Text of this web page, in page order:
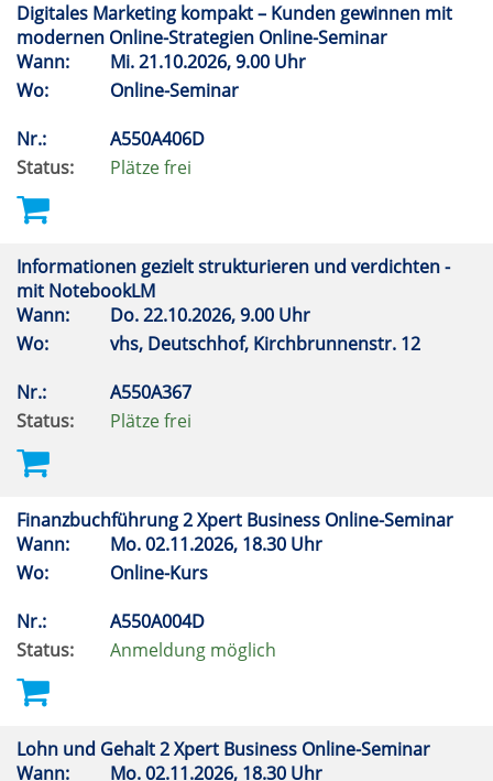
Digitales Marketing kompakt – Kunden gewinnen mit
modernen Online-Strategien Online-Seminar
Wann:
Mi.21.10.2026, 9.00 Uhr
Wo:
Online-Seminar
Nr.:
A550A406D
Status:
Plätze frei
Informationen gezielt strukturieren und verdichten -
mit NotebookLM
Wann:
Do.22.10.2026, 9.00 Uhr
Wo:
vhs, Deutschhof, Kirchbrunnenstr. 12
Nr.:
A550A367
Status:
Plätze frei
Finanzbuchführung 2 Xpert Business Online-Seminar
Wann:
Mo.02.11.2026, 18.30 Uhr
Wo:
Online-Kurs
Nr.:
A550A004D
Status:
Anmeldung möglich
Lohn und Gehalt 2 Xpert Business Online-Seminar
Wann:
Mo.02.11.2026, 18.30 Uhr